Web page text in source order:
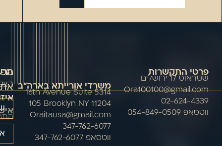
פרטי התקשרות
שטראוס 17 ירושלים
Ora100100@gmail.com
02-624-4339
ווטסאפ 054-849-0509
משרדי אורייתא בארה"ב
5314 16th Avenue Suite
105 Brooklyn NY 11204
Oraitausa@gmail.com
347-762-6077
ווטסאפ 347-762-6077